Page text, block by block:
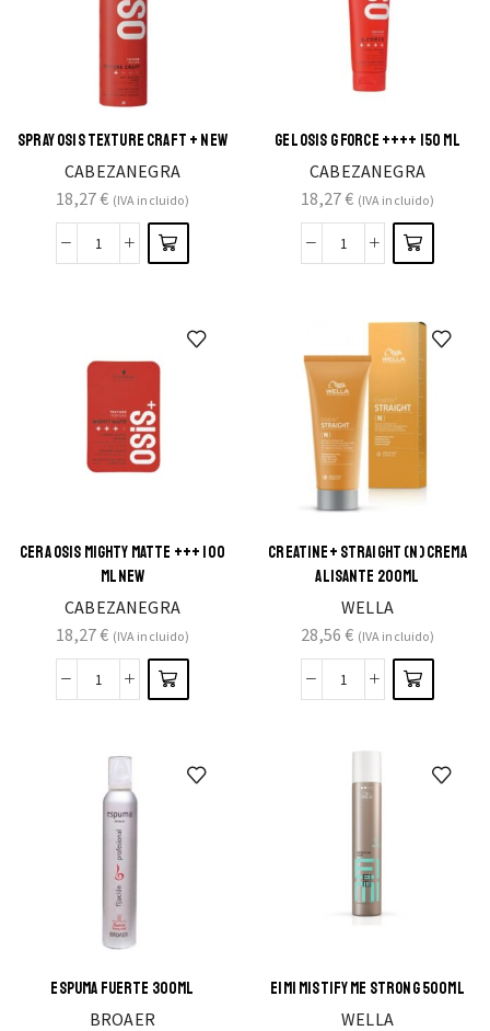
SPRAY OSIS TEXTURE CRAFT + NEW
CABEZANEGRA
18,27€ (IVA incluido)
GEL OSIS G FORCE ++++ 150 ML
CABEZANEGRA
18,27€ (IVA incluido)
CERA OSIS MIGHTY MATTE +++ 100
ML NEW
CABEZANEGRA
18,27€ (IVA incluido)
CREATINE+ STRAIGHT (N) CREMA
ALISANTE 200ML
WELLA
28,56€ (IVA incluido)
ESPUMA FUERTE 300ML
BROAER
EIMI MISTIFY ME STRONG 500ML
WELLA